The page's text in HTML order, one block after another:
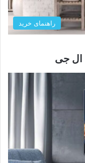
راهنمای خرید
ال جی